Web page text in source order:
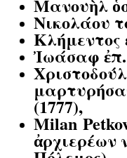
Μανουὴλ
Νικολάου
Κλήμεντος
Ἰωάσαφ
(1777),
Milan
ἀρχιερέων